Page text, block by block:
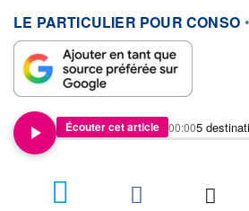
information fournie par
LE PARTICULIER POUR CONSO •
Écouter cet article 5
00:00